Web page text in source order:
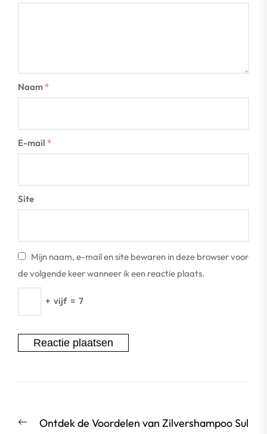
Naam *
E-mail *
Site
Mijn naam, e-mail en site bewaren in deze browser voor
de volgende keer wanneer ik een reactie plaats.
+ vijf = 7
VorigeOntdek de Voordelen van Zilvershampoo Sul